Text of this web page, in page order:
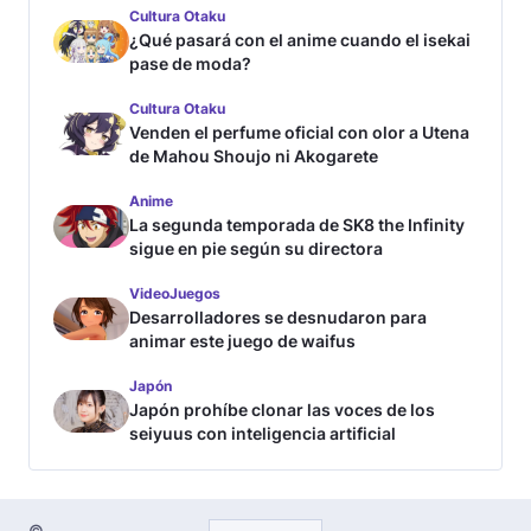
Cultura Otaku
¿Qué pasará con el anime cuando el isekai
pase de moda?
Cultura Otaku
Venden el perfume oficial con olor a Utena
de Mahou Shoujo ni Akogarete
Anime
La segunda temporada de SK8 the Infinity
sigue en pie según su directora
VideoJuegos
Desarrolladores se desnudaron para
animar este juego de waifus
Japón
Japón prohíbe clonar las voces de los
seiyuus con inteligencia artificial